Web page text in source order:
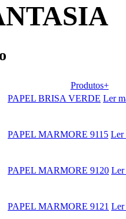
Produtos+
PAPEL BRISA VERDE Ler
PAPEL MARMORE 9115 Ler
PAPEL MARMORE 9120 Ler
PAPEL MARMORE 9121 Ler